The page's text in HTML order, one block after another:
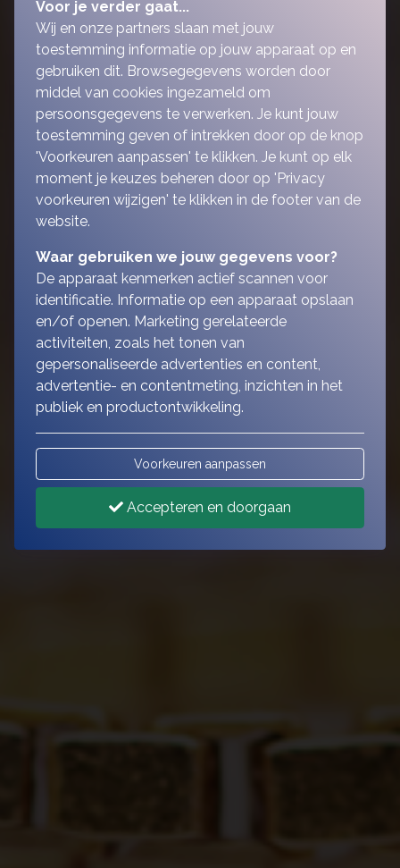
Voor je verder gaat...
Wij en onze partners slaan met jouw
toestemming informatie op jouw apparaat op en
gebruiken dit. Browsegegevens worden door
middel van cookies ingezameld om
persoonsgegevens te verwerken. Je kunt jouw
toestemming geven of intrekken door op de knop
'Voorkeuren aanpassen' te klikken. Je kunt op elk
moment je keuzes beheren door op 'Privacy
voorkeuren wijzigen' te klikken in de footer van de
website.
Waar gebruiken we jouw gegevens voor?
De apparaat kenmerken actief scannen voor
identificatie. Informatie op een apparaat opslaan
en/of openen. Marketing gerelateerde
activiteiten, zoals het tonen van
gepersonaliseerde advertenties en content,
advertentie- en contentmeting, inzichten in het
publiek en productontwikkeling.
Voorkeuren aanpassen
Accepteren en doorgaan